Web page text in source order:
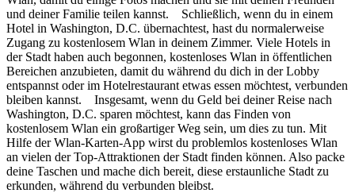
und deiner Familie teilen kannst. Schließlich, wenn du in einem
Hotel in Washington, D.C. übernachtest, hast du normalerweise
Zugang zu kostenlosem Wlan in deinem Zimmer. Viele Hotels in
der Stadt haben auch begonnen, kostenloses Wlan in öffentlichen
Bereichen anzubieten, damit du während du dich in der Lobby
entspannst oder im Hotelrestaurant etwas essen möchtest, verbunden
bleiben kannst. Insgesamt, wenn du Geld bei deiner Reise nach
Washington, D.C. sparen möchtest, kann das Finden von
kostenlosem Wlan ein großartiger Weg sein, um dies zu tun. Mit
Hilfe der Wlan-Karten-App wirst du problemlos kostenloses Wlan
an vielen der Top-Attraktionen der Stadt finden können. Also packe
deine Taschen und mache dich bereit, diese erstaunliche Stadt zu
erkunden, während du verbunden bleibst.